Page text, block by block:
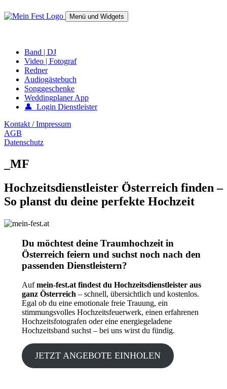
zum
Menü und Widgets
Band | DJ
Video | Fotograf
Redner
Audiogästebuch
Songgeschenke
Weddingplaner App
👤 Login Dienstleister
Kontakt / Impressum
AGB
Datenschutz
_MF
Hochzeitsdienstleister Österreich finden –
So planst du deine perfekte Hochzeit
Du möchtest deine Traumhochzeit in
Österreich feiern und suchst noch nach den
passenden Dienstleistern?
Aufmein-fest.at findest du Hochzeitsdienstleister aus
ganz Österreich– schnell, übersichtlich und kostenlos.
Egal ob du eine emotionale freie Trauung, ein
stimmungsvolles Hochzeitsfeuerwerk, einen erfahrenen
Hochzeitsfotografen oder eine energiegeladene
Hochzeitsband suchst – bei uns wirst du fündig.
JETZT ANGEBOTE EINHOLEN